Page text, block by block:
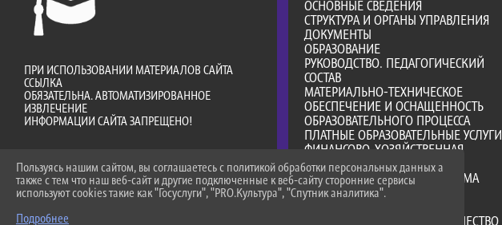
ПРИ ИСПОЛЬЗОВАНИИ МАТЕРИАЛОВ САЙТА
ССЫЛКА
ОБЯЗАТЕЛЬНА. АВТОМАТИЗИРОВАННОЕ
ИЗВЛЕЧЕНИЕ
ИНФОРМАЦИИ САЙТА ЗАПРЕЩЕНО!
ОСНОВНЫЕ СВЕДЕНИЯ
СТРУКТУРА И ОРГАНЫ УПРАВЛЕНИЯ
ДОКУМЕНТЫ
ОБРАЗОВАНИЕ
РУКОВОДСТВО. ПЕДАГОГИЧЕСКИЙ
СОСТАВ
МАТЕРИАЛЬНО-ТЕХНИЧЕСКОЕ
ОБЕСПЕЧЕНИЕ И ОСНАЩЕННОСТЬ
ОБРАЗОВАТЕЛЬНОГО ПРОЦЕССА
ПЛАТНЫЕ ОБРАЗОВАТЕЛЬНЫЕ УСЛУГИ
ФИНАНСОВО-ХОЗЯЙСТВЕННАЯ
ДЕЯТЕЛЬНОСТЬ
ВАКАНТНЫЕ МЕСТА ДЛЯ ПРИЕМА
(ПЕРЕВОДА)
МЕЖДУНАРОДНОЕ СОТРУДНИЧЕСТВО
Пользуясь нашим сайтом, вы соглашаетесь с политикой обработки персональных данных а
также с тем что наш веб-сайт и другие подключенные к веб-сайту сторонние сервисы
используют cookies такие как "Госуслуги", "PRO.Культура", "Спутник аналитика".
Подробнее